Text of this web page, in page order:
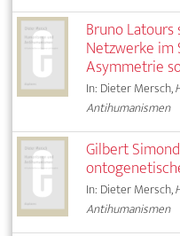
Bruno
Netzwerke im
Asymmetrie
In: Dieter Mersch,
Antihumanismen
Gilbert
In: Dieter Mersch,
Antihumanismen